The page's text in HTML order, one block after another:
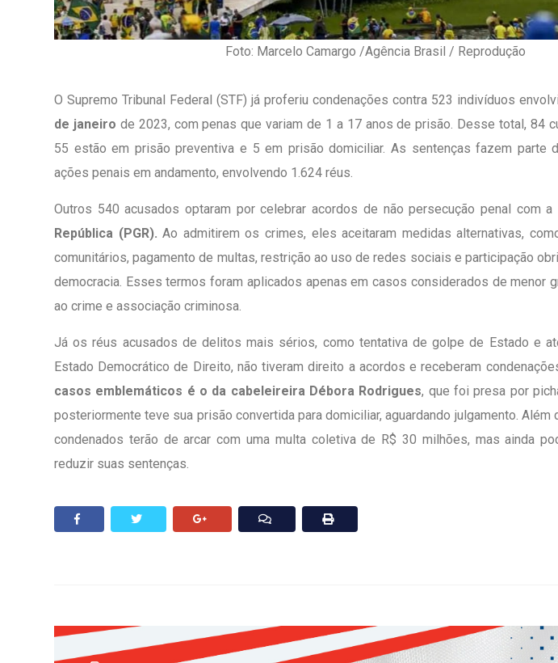
Foto: Marcelo Camargo /Agência Brasil / Reprodução
O Supremo Tribunal Federal (STF) já proferiu condenações contra 523 indivíduos
de janeiro de 2023, com penas que variam de 1 a 17 anos de prisão. Desse total, 84
55 estão em prisão preventiva e 5 em prisão domiciliar. As sentenças fazem parte
ações penais em andamento, envolvendo 1.624 réus.
Outros 540 acusados optaram por celebrar acordos de não persecução penal com a
República (PGR). Ao admitirem os crimes, eles aceitaram medidas alternativas,
comunitários, pagamento de multas, restrição ao uso de redes sociais e participação
democracia. Esses termos foram aplicados apenas em casos considerados de menor
ao crime e associação criminosa.
Já os réus acusados de delitos mais sérios, como tentativa de golpe de Estado e
Estado Democrático de Direito, não tiveram direito a acordos e receberam
casos emblemáticos é o da cabeleireira Débora Rodrigues, que foi presa por
posteriormente teve sua prisão convertida para domiciliar, aguardando julgamento. Além
condenados terão de arcar com uma multa coletiva de R$ 30 milhões, mas ainda
reduzir suas sentenças.
1º Dia - São Pedro Do Bairro Olhos